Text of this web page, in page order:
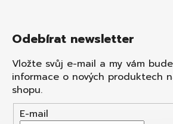
Odebírat newsletter
Vložte svůj e-mail a my vám
informace o nových produktech
shopu.
E-mail